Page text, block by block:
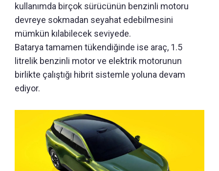
kullanımda birçok sürücünün benzinli motoru
devreye sokmadan seyahat edebilmesini
mümkün kılabilecek seviyede.
Batarya tamamen tükendiğinde ise araç, 1.5
litrelik benzinli motor ve elektrik motorunun
birlikte çalıştığı hibrit sistemle yoluna devam
ediyor.